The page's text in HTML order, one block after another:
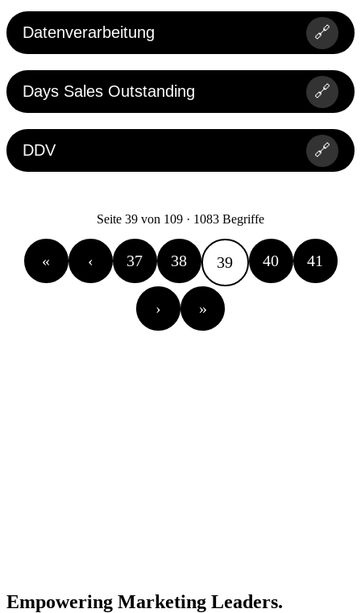
Datenverarbeitung 🔗
Days Sales Outstanding 🔗
DDV 🔗
Seite 39 von 109 · 1083 Begriffe
« ‹ 37 38 39 40 41
› »
Empowering Marketing Leaders.